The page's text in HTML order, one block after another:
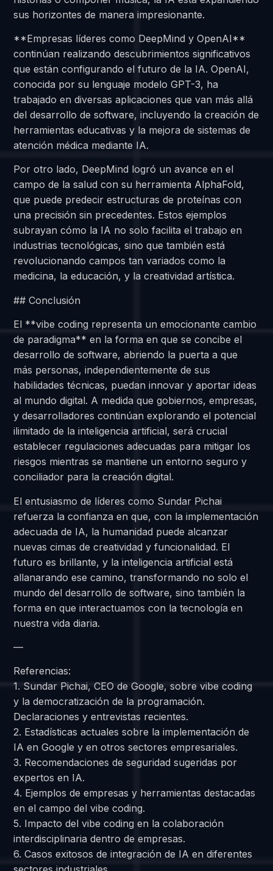
sus horizontes de manera impresionante.
**Empresas líderes como DeepMind y OpenAI**
continúan realizando descubrimientos significativos
que están configurando el futuro de la IA. OpenAI,
conocida por su lenguaje modelo GPT-3, ha
trabajado en diversas aplicaciones que van más allá
del desarrollo de software, incluyendo la creación de
herramientas educativas y la mejora de sistemas de
atención médica mediante IA.
Por otro lado, DeepMind logró un avance en el
campo de la salud con su herramienta AlphaFold,
que puede predecir estructuras de proteínas con
una precisión sin precedentes. Estos ejemplos
subrayan cómo la IA no solo facilita el trabajo en
industrias tecnológicas, sino que también está
revolucionando campos tan variados como la
medicina, la educación, y la creatividad artística.
## Conclusión
El **vibe coding representa un emocionante cambio
de paradigma** en la forma en que se concibe el
desarrollo de software, abriendo la puerta a que
más personas, independientemente de sus
habilidades técnicas, puedan innovar y aportar ideas
al mundo digital. A medida que gobiernos, empresas,
y desarrolladores continúan explorando el potencial
ilimitado de la inteligencia artificial, será crucial
establecer regulaciones adecuadas para mitigar los
riesgos mientras se mantiene un entorno seguro y
conciliador para la creación digital.
El entusiasmo de líderes como Sundar Pichai
refuerza la confianza en que, con la implementación
adecuada de IA, la humanidad puede alcanzar
nuevas cimas de creatividad y funcionalidad. El
futuro es brillante, y la inteligencia artificial está
allanarando ese camino, transformando no solo el
mundo del desarrollo de software, sino también la
forma en que interactuamos con la tecnología en
nuestra vida diaria.
—
Referencias:
1. Sundar Pichai, CEO de Google, sobre vibe coding
y la democratización de la programación.
Declaraciones y entrevistas recientes.
2. Estadísticas actuales sobre la implementación de
IA en Google y en otros sectores empresariales.
3. Recomendaciones de seguridad sugeridas por
expertos en IA.
4. Ejemplos de empresas y herramientas destacadas
en el campo del vibe coding.
5. Impacto del vibe coding en la colaboración
interdisciplinaria dentro de empresas.
6. Casos exitosos de integración de IA en diferentes